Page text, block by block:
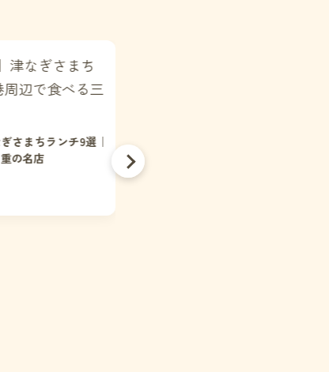
さまちランチ9選｜
の名店
【2026年版】松阪・津のひとりごは
夜に行きたい居酒屋・名店12選｜地